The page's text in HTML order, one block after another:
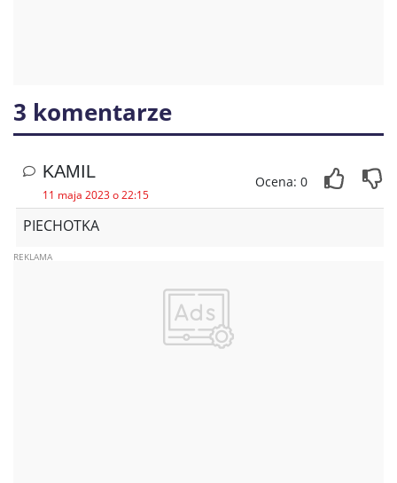
3 komentarze
KAMIL
11 maja 2023 o 22:15
Ocena: 0
PIECHOTKA